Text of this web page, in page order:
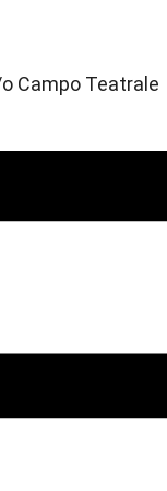
Campo Teatrale